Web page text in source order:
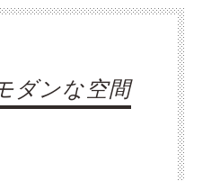
ダンな空間